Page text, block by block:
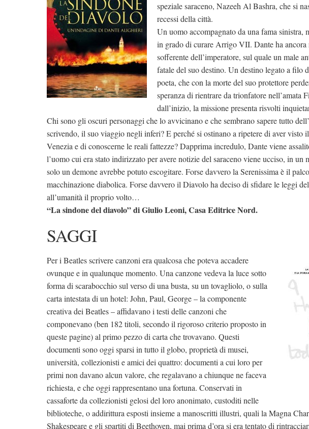
speziale saraceno, Nazeeh Al Bashra, che si
recessi della città.
Un uomo accompagnato da una fama sinistra,
in grado di curare Arrigo VII. Dante ha
sofferente dell’imperatore, sul quale un male
fatale del suo destino. Un destino legato a filo
poeta, che con la morte del suo protettore
speranza di rientrare da trionfatore nell’amata
dall’inizio, la missione presenta risvolti
Chi sono gli oscuri personaggi che lo avvicinano e che sembrano sapere tutto
scrivendo, il suo viaggio negli inferi? E perché si ostinano a ripetere di aver visto
Venezia e di conoscerne le reali fattezze? Dapprima incredulo, Dante viene
l’uomo cui era stato indirizzato per avere notizie del saraceno viene ucciso, in un
solo un demone avrebbe potuto escogitare. Forse davvero la Serenissima è il
macchinazione diabolica. Forse davvero il Diavolo ha deciso di sfidare le leggi
all’umanità il proprio volto…
“La sindone del diavolo” di Giulio Leoni, Casa Editrice Nord.
SAGGI
Per i Beatles scrivere canzoni era qualcosa che poteva accadere
ovunque e in qualunque momento. Una canzone vedeva la luce sotto
forma di scarabocchio sul verso di una busta, su un tovagliolo, o sulla
carta intestata di un hotel: John, Paul, George – la componente
creativa dei Beatles – affidavano i testi delle canzoni che
componevano (ben 182 titoli, secondo il rigoroso criterio proposto in
queste pagine) al primo pezzo di carta che trovavano. Questi
documenti sono oggi sparsi in tutto il globo, proprietà di musei,
università, collezionisti e amici dei quattro: documenti a cui loro per
primi non davano alcun valore, che regalavano a chiunque ne faceva
richiesta, e che oggi rappresentano una fortuna. Conservati in
cassaforte da collezionisti gelosi del loro anonimato, custoditi nelle
biblioteche, o addirittura esposti insieme a manoscritti illustri, quali la Magna
Shakespeare e gli spartiti di Beethoven, mai prima d’ora si era tentato di